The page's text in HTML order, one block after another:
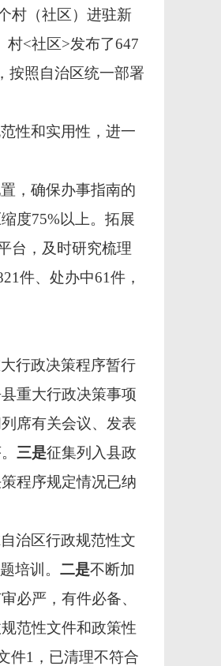
村（社区）进驻新
村<社区>发布了647
按照自治区统一部署
性和实用性，进一
，确保办事指南的
度75%以上。拓展
台，及时研究梳理
件、处办中61件，
行政决策程序暂行
重大行政决策事项
席有关会议、发表
三是征集列入县政
程序规定情况已纳
治区行政规范性文
培训。 二是不断加
必严，有件必备、
范性文件和政策性
件1，已清理不符合